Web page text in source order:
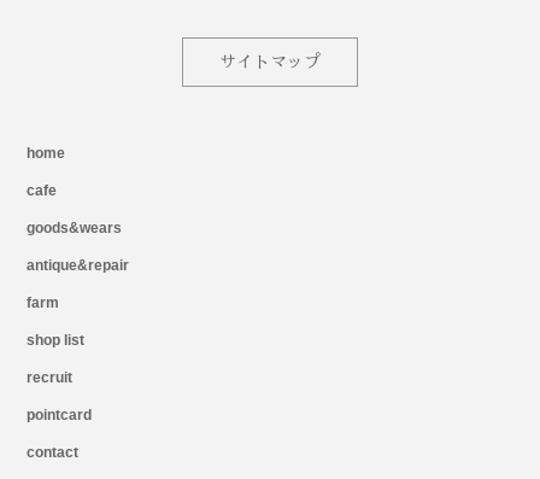
サイトマップ
home
cafe
goods&wears
antique&repair
farm
shop list
recruit
pointcard
contact